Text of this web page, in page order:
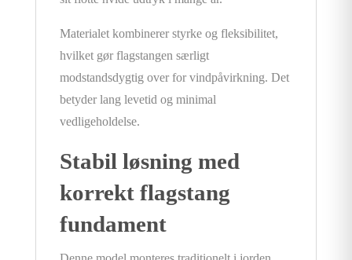
Materialet kombinerer styrke og fleksibilitet,
hvilket gør flagstangen særligt
modstandsdygtig over for vindpåvirkning. Det
betyder lang levetid og minimal
vedligeholdelse.
Stabil løsning med
korrekt flagstang
fundament